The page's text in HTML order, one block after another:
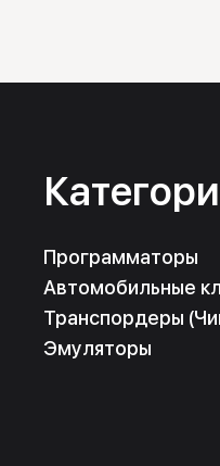
Программаторы
Автомобильные
Транспордеры
Эмуляторы